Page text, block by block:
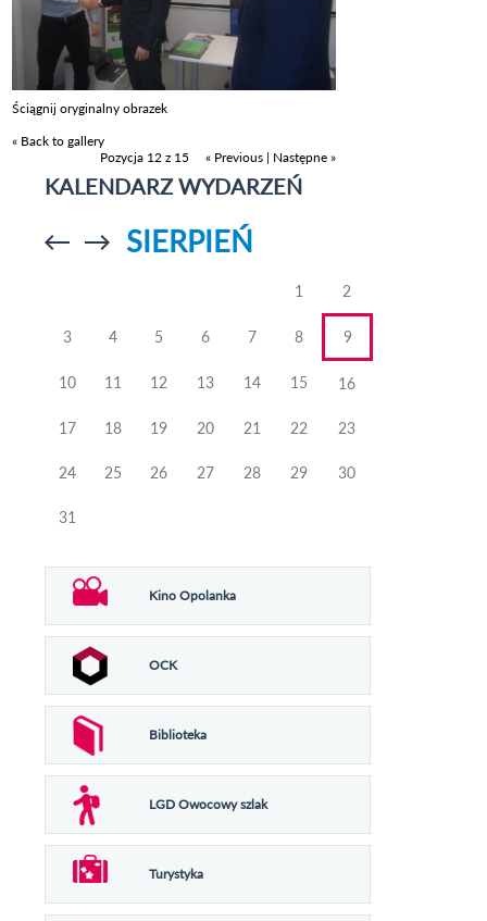
Ściągnij oryginalny obrazek
« Back to gallery
Pozycja 12 z 15
« Previous | Następne »
KALENDARZ WYDARZEŃ
Przejdź doPrzejdź do
SIERPIEŃ
1 2
3 4 5 6 7 8 9
10 11 12 13 14 15 16
17 18 19 20 21 22 23
24 25 26 27 28 29 30
31
Kino Opolanka
OCK
Biblioteka
LGD Owocowy szlak
Turystyka